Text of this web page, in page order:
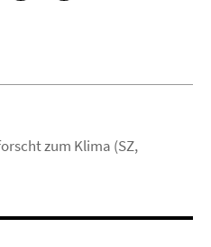
zum Klima (SZ,